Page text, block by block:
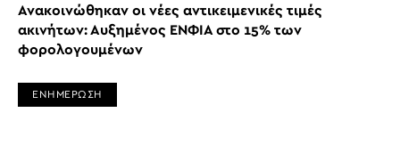
Ανακοινώθηκαν οι νέες αντικειμενικές τιμές
ακινήτων: Αυξημένος ΕΝΦΙΑ στο 15% των
φορολογουμένων
ΕΝΗΜΕΡΩΣΗ